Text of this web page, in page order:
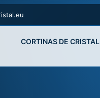
CORTINAS DE CRISTAL